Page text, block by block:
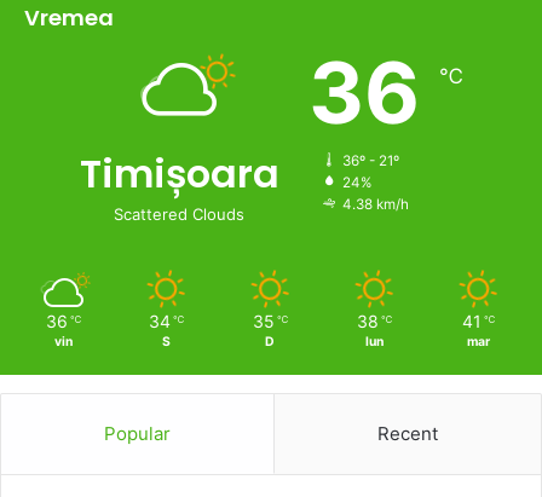
Vremea
Timișoara
Scattered Clouds
36 ℃
36º - 21º
24%
4.38 km/h
36 ℃
vin
34 ℃
S
35 ℃
D
38 ℃
lun
41 ℃
mar
Popular Recent